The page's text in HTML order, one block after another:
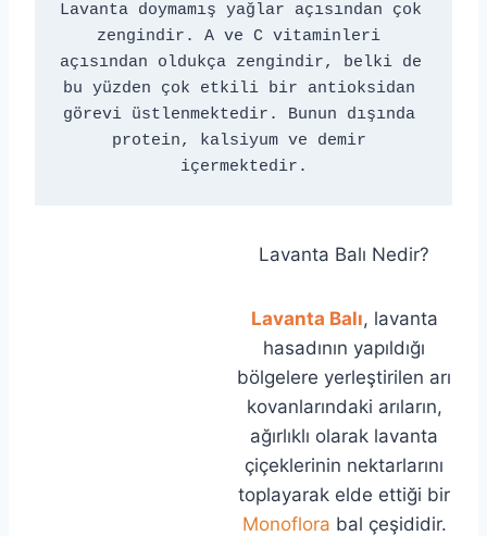
Lavanta doymamış yağlar açısından çok
zengindir. A ve C vitaminleri
açısından oldukça zengindir, belki de
bu yüzden çok etkili bir antioksidan
görevi üstlenmektedir. Bunun dışında
protein, kalsiyum ve demir
içermektedir.
Lavanta Balı Nedir?
Lavanta Balı, lavanta
hasadının yapıldığı
bölgelere yerleştirilen arı
kovanlarındaki arıların,
ağırlıklı olarak lavanta
çiçeklerinin nektarlarını
toplayarak elde ettiği bir
Monoflora bal çeşididir.